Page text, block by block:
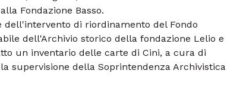
Fondazione Basso.
dell'intervento di riordinamento del Fondo
dell'Archivio storico della fondazione Lelio e
un inventario delle carte di Cini, a cura di
supervisione della Soprintendenza Archivistica